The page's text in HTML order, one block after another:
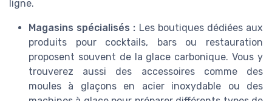
ligne.
Magasins spécialisés : Les boutiques dédiées aux
produits pour cocktails, bars ou restauration
proposent souvent de la glace carbonique. Vous y
trouverez aussi des accessoires comme des
moules à glaçons en acier inoxydable ou des